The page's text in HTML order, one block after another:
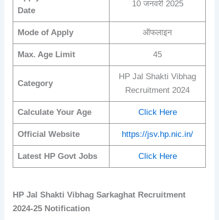
Date
10 जनवरी 2025
Mode of Apply ऑफलाइन
Max. Age Limit 45
Category
HP Jal Shakti Vibhag
Recruitment 2024
Calculate Your Age Click Here
Official Website https://jsv.hp.nic.in/
Latest HP Govt Jobs Click Here
HP Jal Shakti VibhagSarkaghat Recruitment
2024-25 Notification